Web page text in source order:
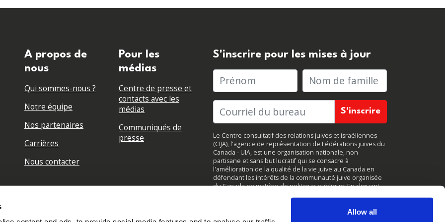
Allow all
A propos de
nous
Qui sommes-nous ?
Notre équipe
Nos partenaires
Carrières
Nous contacter
Pour les
médias
Centre de presse et
contacts avec les
médias
Communiqués de
presse
S'inscrire pour les mises à jour
Prénom Nom de famille
Le Centre consultatif des relations juives et israéliennes
(CIJA), l'agence de représentation de Fédérations juives du
Canada - UIA, est une organisation nationale, non
partisane et sans but lucratif qui se consacre à
l'amélioration de la qualité de la vie juive au Canada en
défendant les intérêts de la communauté juive organisée
du Canada en matière de politique publique. En cliquant